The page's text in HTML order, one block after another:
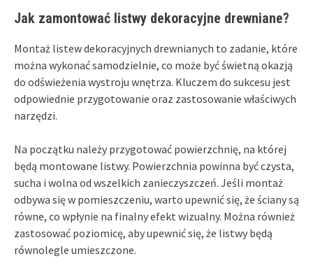
Jak zamontować listwy dekoracyjne drewniane?
Montaż listew dekoracyjnych drewnianych to zadanie, które
można wykonać samodzielnie, co może być świetną okazją
do odświeżenia wystroju wnętrza. Kluczem do sukcesu jest
odpowiednie przygotowanie oraz zastosowanie właściwych
narzędzi.
Na początku należy przygotować powierzchnię, na której
będą montowane listwy. Powierzchnia powinna być czysta,
sucha i wolna od wszelkich zanieczyszczeń. Jeśli montaż
odbywa się w pomieszczeniu, warto upewnić się, że ściany są
równe, co wpłynie na finalny efekt wizualny. Można również
zastosować poziomicę, aby upewnić się, że listwy będą
równolegle umieszczone.